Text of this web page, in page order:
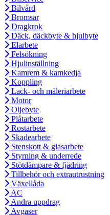
Bilvård
Bromsar
Dragkrok
Däck, däckbyte & hjulbyte
Elarbete
Felsökning
Hjulinställning
Kamrem & kamkedja
Koppling
Lack- och måleriarbete
Motor
Oljebyte
Plåtarbete
Rostarbete
Skadearbete
Stenskott & glasarbete
Styrning & underrede
Stötdämpare & fjädring
Tillbehör och extrautrustning
Växellåda
AC
Andra uppdrag
Avgaser